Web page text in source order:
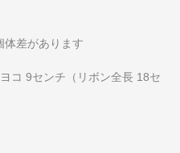
差があります
コ 9センチ（リボン全長 18セ